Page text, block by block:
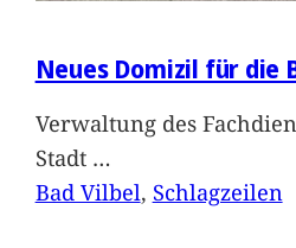
Neues Domizil für
Verwaltung des
Stadt …
Bad Vilbel, Schlagzeilen